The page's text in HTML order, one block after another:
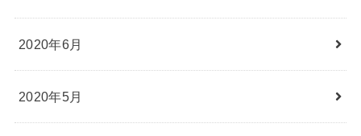
2020年6月
2020年5月